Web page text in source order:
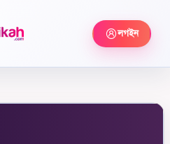
লগইন